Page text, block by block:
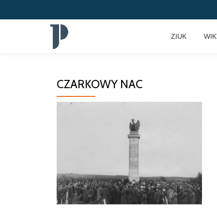
ZIUK
CZARKOWY NAC